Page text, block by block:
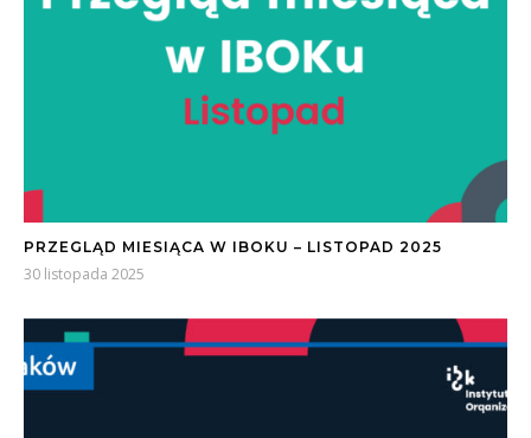
PRZEGLĄD MIESIĄCA W IBOKU – LISTOPAD 2025
30 listopada 2025